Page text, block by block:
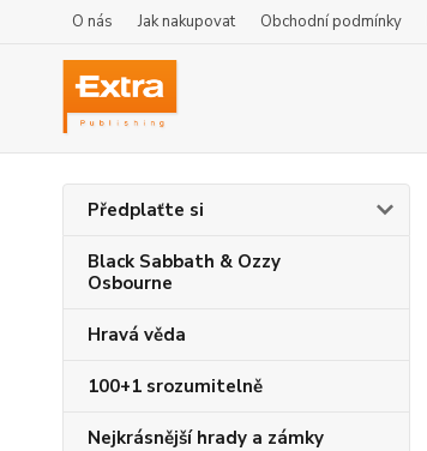
O nás Jak nakupovat Obchodní podmínky
Předplaťte si
Black Sabbath & Ozzy
Osbourne
Hravá věda
100+1 srozumitelně
Nejkrásnější hrady a zámky